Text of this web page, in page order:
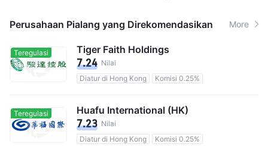
Perusahaan Pialang yang Direkomendasikan More
Teregulasi Tiger Faith Holdings
7.24 Nilai
Diatur di Hong Kong
Komisi 0.25%
Teregulasi Huafu International (HK)
7.23 Nilai
Diatur di Hong Kong
Komisi 0.25%